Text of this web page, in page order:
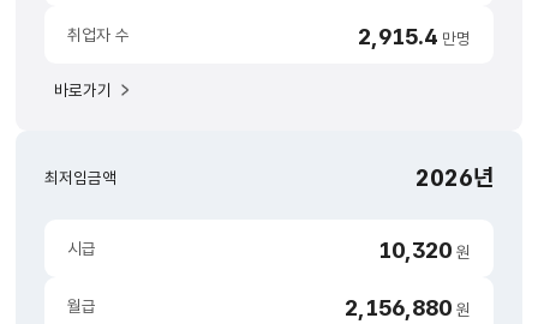
(유튜브,
(관련링크)
구성되어
취업자 수 2,915.4 만명
바로가기
최저임금액 2026년
시급 10,320 원
월급 2,156,880 원